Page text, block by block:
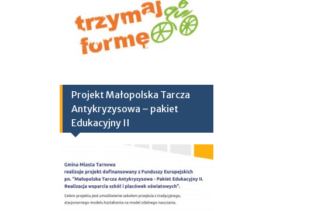
Projekt Małopolska Tarcza
Antykryzysowa – pakiet
Edukacyjny II